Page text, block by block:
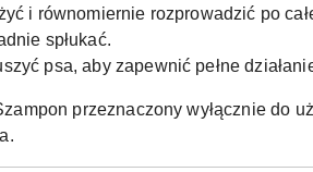
i równomiernie rozprowadzić po
spłukać.
psa, aby zapewnić pełne
przeznaczony wyłącznie do